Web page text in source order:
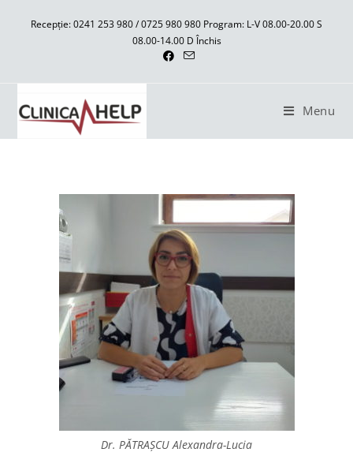
Recepție: 0241 253 980 / 0725 980 980 Program: L-V 08.00-20.00 S
08.00-14.00 D Închis
Menu
Dr. PĂTRAȘCU Alexandra-Lucia